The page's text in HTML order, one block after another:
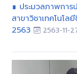
∎ ประมวลภาพกา
สาขาวิชาเทคโนโ
2563
2563-11-